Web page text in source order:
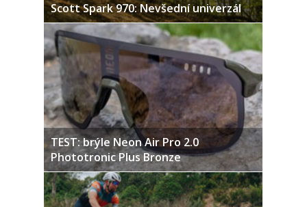
Scott Spark 970: Nevšední univerzál
TEST: brýle Neon Air Pro 2.0
Phototronic Plus Bronze